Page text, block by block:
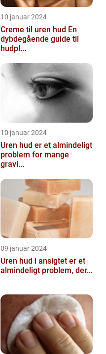
10 januar 2024
Creme til uren hud En
dybdegående guide til
hudpl...
10 januar 2024
Uren hud er et almindeligt
problem for mange
gravi...
09 januar 2024
Uren hud i ansigtet er et
almindeligt problem, der...